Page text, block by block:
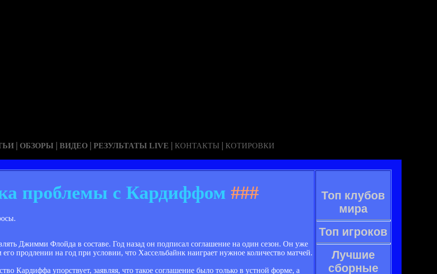
| ОБЗОРЫ | ВИДЕО | РЕЗУЛЬТАТЫ LIVE | КОНТАКТЫ | КОТИРОВКИ
проблемы с Кардиффом ###
Джимми Флойда в составе. Год назад он подписал соглашение на один сезон. Он уже
продлении на год при условии, что Хассельбайнк наиграет нужное количество матчей.
Кардиффа упорствует, заявляя, что такое соглашение было только в устной форме, а
Топ клубов
мира
Топ игроков
Лучшие
сборные